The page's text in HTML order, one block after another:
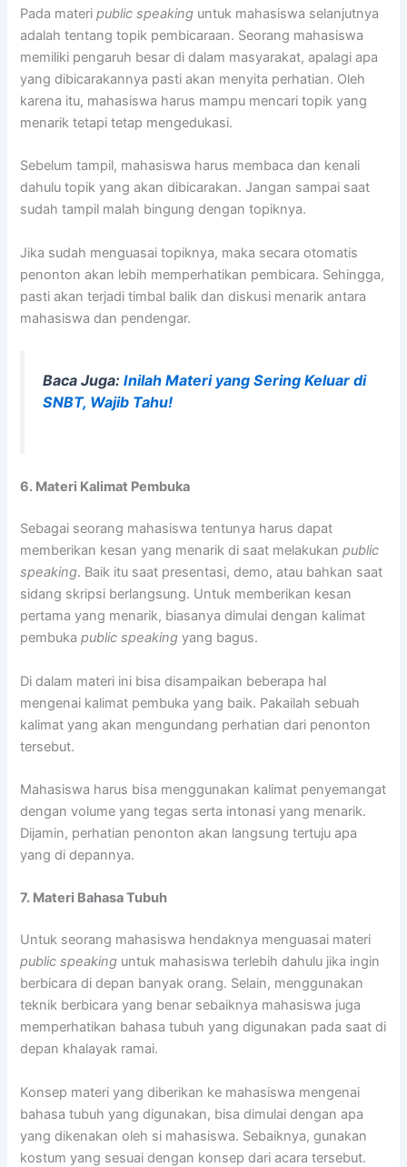
Pada materi public speaking untuk mahasiswa selanjutnya
adalah tentang topik pembicaraan. Seorang mahasiswa
memiliki pengaruh besar di dalam masyarakat, apalagi apa
yang dibicarakannya pasti akan menyita perhatian. Oleh
karena itu, mahasiswa harus mampu mencari topik yang
menarik tetapi tetap mengedukasi.
Sebelum tampil, mahasiswa harus membaca dan kenali
dahulu topik yang akan dibicarakan. Jangan sampai saat
sudah tampil malah bingung dengan topiknya.
Jika sudah menguasai topiknya, maka secara otomatis
penonton akan lebih memperhatikan pembicara. Sehingga,
pasti akan terjadi timbal balik dan diskusi menarik antara
mahasiswa dan pendengar.
Baca Juga: Inilah Materi yang Sering Keluar di
SNBT, Wajib Tahu!
6. Materi Kalimat Pembuka
Sebagai seorang mahasiswa tentunya harus dapat
memberikan kesan yang menarik di saat melakukanpublic
speaking. Baik itu saat presentasi, demo, atau bahkan saat
sidang skripsi berlangsung. Untuk memberikan kesan
pertama yang menarik, biasanya dimulai dengan kalimat
pembukapublic speaking yang bagus.
Di dalam materi ini bisa disampaikan beberapa hal
mengenai kalimat pembuka yang baik. Pakailah sebuah
kalimat yang akan mengundang perhatian dari penonton
tersebut.
Mahasiswa harus bisa menggunakan kalimat penyemangat
dengan volume yang tegas serta intonasi yang menarik.
Dijamin, perhatian penonton akan langsung tertuju apa
yang di depannya.
7. Materi Bahasa Tubuh
Untuk seorang mahasiswa hendaknya menguasai materi
public speaking untuk mahasiswa terlebih dahulu jika ingin
berbicara di depan banyak orang. Selain, menggunakan
teknik berbicara yang benar sebaiknya mahasiswa juga
memperhatikan bahasa tubuh yang digunakan pada saat di
depan khalayak ramai.
Konsep materi yang diberikan ke mahasiswa mengenai
bahasa tubuh yang digunakan, bisa dimulai dengan apa
yang dikenakan oleh si mahasiswa. Sebaiknya, gunakan
kostum yang sesuai dengan konsep dari acara tersebut.